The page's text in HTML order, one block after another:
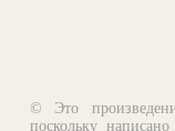
© Это
поскольку